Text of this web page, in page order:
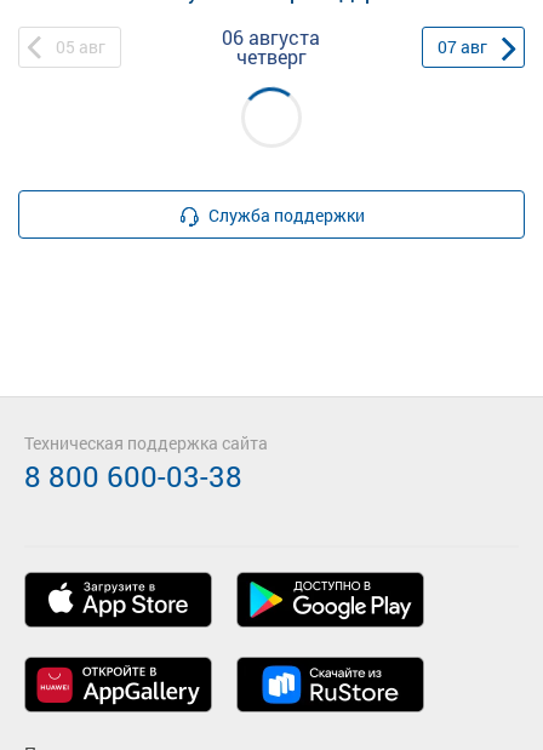
05 авг 06 августа
четверг 07авг
Служба поддержки
Техническая поддержка сайта
8 800 600-03-38